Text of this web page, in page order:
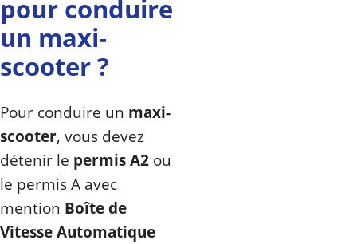
pour conduire
un maxi-
scooter ?
Pour conduire un maxi-
scooter, vous devez
détenir le permis A2 ou
le permis A avec
mention Boîte de
Vitesse Automatique